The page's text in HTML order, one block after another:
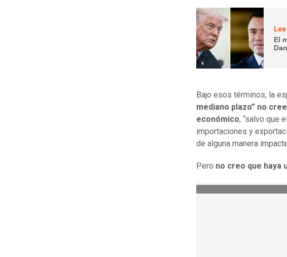
El
Bajo esos términos, la
mediano plazo” no
económico, “salvo que
importaciones y
de alguna manera
Pero no creo que haya